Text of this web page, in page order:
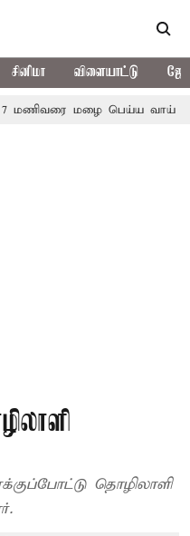
சினிமா விளையாட்டு
மழை பெய்ய வாய்ப்பு
தொழிலாளி